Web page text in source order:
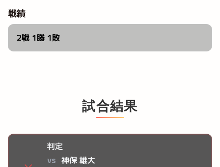
戦績
2戦 1勝 1敗
試合結果
判定
vs 神保 雄大